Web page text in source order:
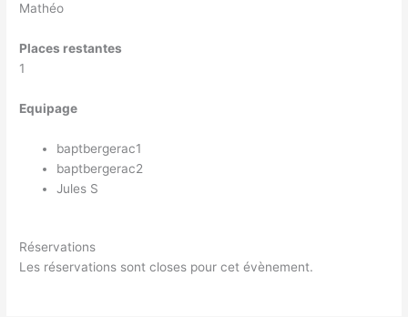
Mathéo
Places restantes
1
Equipage
baptbergerac1
baptbergerac2
Jules S
Réservations
Les réservations sont closes pour cet évènement.